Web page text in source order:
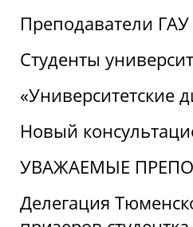
Преподаватели
Студенты
«Университетские
Новый
УВАЖАЕМЫЕ
Делегация